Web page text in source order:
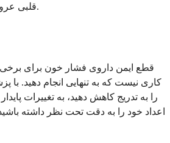
قلبی عروقی شما را کاهش می‌دهند.
قطع ایمن داروی فشار خون برای برخی
کاری نیست که به تنهایی انجام دهید. با
را به تدریج کاهش دهید، به تغییرات
اعداد خود را به دقت تحت نظر داشته